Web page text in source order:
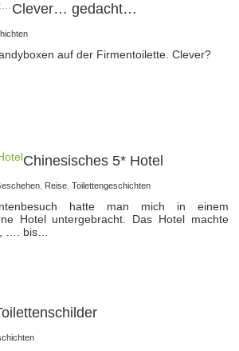
Clever… gedacht…
auf der Firmentoilette. Clever?
Chinesisches 5* Hotel
Reise ,Toilettengeschichten
hatte man mich in einem
Hotel untergebracht. Das Hotel machte
…. bis…